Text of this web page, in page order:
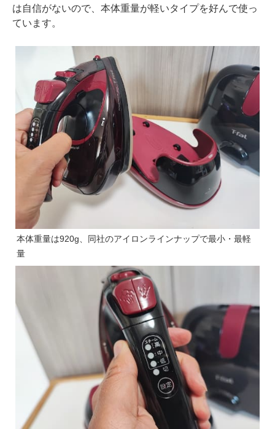
は自信がないので、本体重量が軽いタイプを好んで使っ
ています。
本体重量は920g、同社のアイロンラインナップで最小・最軽
量